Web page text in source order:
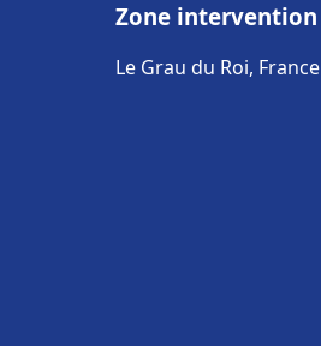
Zone intervention
Le Grau du Roi, France